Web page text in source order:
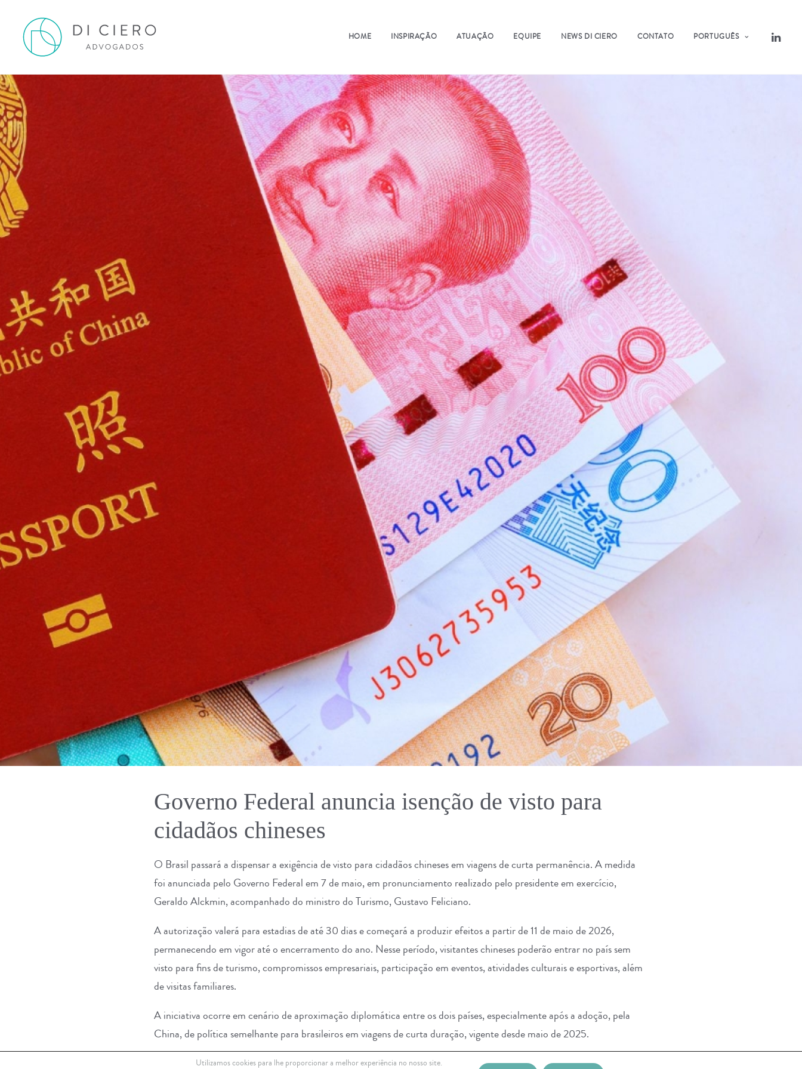
HOME INSPIRAÇÃO ATUAÇÃO EQUIPE NEWS DI CIERO CONTATO PORTUGUÊS
Governo Federal anuncia isenção de visto para
cidadãos chineses
O Brasil passará a dispensar a exigência de visto para cidadãos chineses em viagens de curta permanência. A medida
foi anunciada pelo Governo Federal em 7 de maio, em pronunciamento realizado pelo presidente em exercício,
Geraldo Alckmin, acompanhado do ministro do Turismo, Gustavo Feliciano.
A autorização valerá para estadias de até 30 dias e começará a produzir efeitos a partir de 11 de maio de 2026,
permanecendo em vigor até o encerramento do ano. Nesse período, visitantes chineses poderão entrar no país sem
visto para fins de turismo, compromissos empresariais, participação em eventos, atividades culturais e esportivas, além
de visitas familiares.
A iniciativa ocorre em cenário de aproximação diplomática entre os dois países, especialmente após a adoção, pela
China, de política semelhante para brasileiros em viagens de curta duração, vigente desde maio de 2025.
De acordo com informações divulgadas pelo Ministério do Turismo, a flexibilização busca estimular o fluxo
Utilizamos cookies para lhe proporcionar a melhor experiência no nosso site.